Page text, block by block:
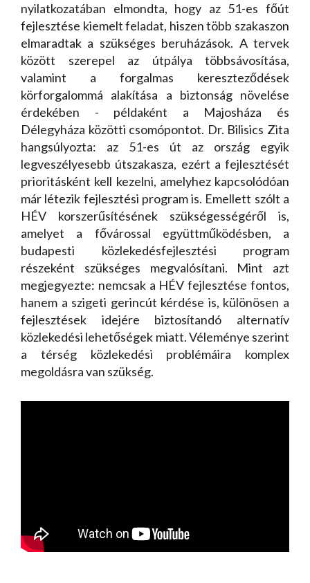
nyilatkozatában elmondta, hogy az 51-es főút
fejlesztése kiemelt feladat, hiszen több szakaszon
elmaradtak a szükséges beruházások. A tervek
között szerepel az útpálya többsávosítása,
valamint a forgalmas kereszteződések
körforgalommá alakítása a biztonság növelése
érdekében - példaként a Majosháza és
Délegyháza közötti csomópontot. Dr. Bilisics Zita
hangsúlyozta: az 51-es út az ország egyik
legveszélyesebb útszakasza, ezért a fejlesztését
prioritásként kell kezelni, amelyhez kapcsolódóan
már létezik fejlesztési program is. Emellett szólt a
HÉV korszerűsítésének szükségességéről is,
amelyet a fővárossal együttműködésben, a
budapesti közlekedésfejlesztési program
részeként szükséges megvalósítani. Mint azt
megjegyezte: nemcsak a HÉV fejlesztése fontos,
hanem a szigeti gerincút kérdése is, különösen a
fejlesztések idejére biztosítandó alternatív
közlekedési lehetőségek miatt. Véleménye szerint
a térség közlekedési problémáira komplex
megoldásra van szükség.